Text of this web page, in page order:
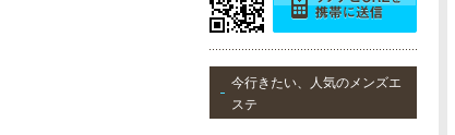
今行きたい、人気のメンズエ
ステ